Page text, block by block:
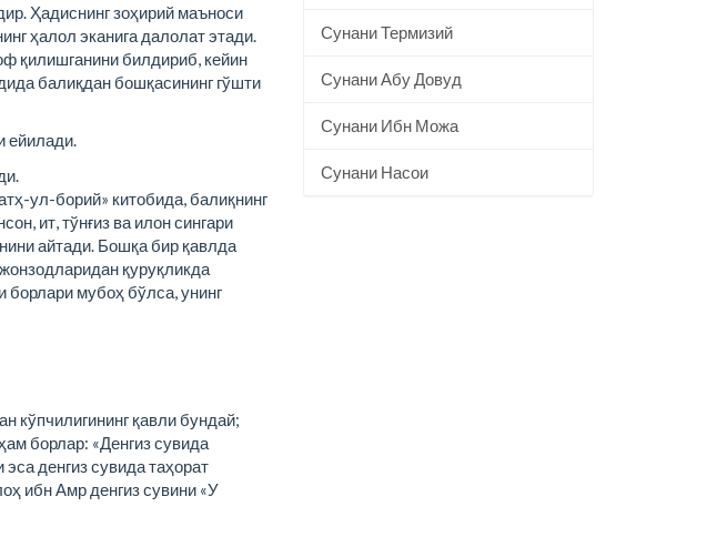
Ҳадиснинг зоҳирий маъноси
ҳалол эканига далолат этади.
қилишганини билдириб, кейин
балиқдан бошқасининг гўшти
ейилади.
ул-борий» китобида, балиқнинг
ит, тўнғиз ва илон сингари
айтади. Бошқа бир қавлда
қуруқликда
мубоҳ бўлса, унинг
кўпчилигининг қавли бундай;
борлар: «Денгиз сувида
денгиз сувида таҳорат
ибн Амр денгиз сувини «У
Сунани Термизий
Сунани Абу Довуд
Сунани Ибн Можа
Сунани Насои